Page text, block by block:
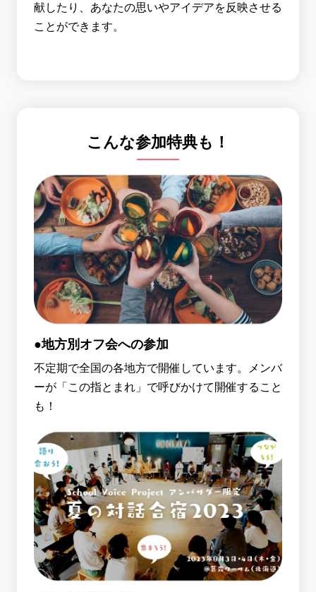
献したり、あなたの思いやアイデアを反映させる
ことができます。
こんな参加特典も！
●地方別オフ会への参加
不定期で全国の各地方で開催しています。メンバ
ーが「この指とまれ」で呼びかけて開催すること
も！